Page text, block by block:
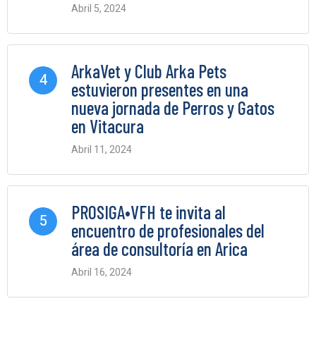
Abril 5, 2024
4
ArkaVet y Club Arka Pets
estuvieron presentes en una
nueva jornada de Perros y Gatos
en Vitacura
Abril 11, 2024
5
PROSIGA•VFH te invita al
encuentro de profesionales del
área de consultoría en Arica
Abril 16, 2024